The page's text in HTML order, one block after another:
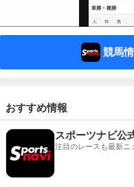
競馬
おすすめ情報
スポーツナビ公
注目のレースも最新ニ